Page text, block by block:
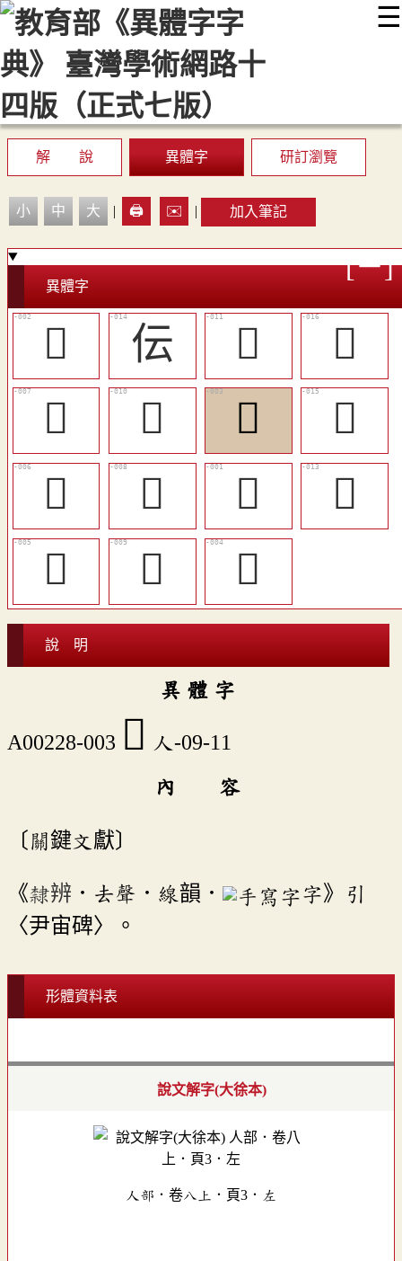
☰
::: 最新消息 常見問題 編輯說明
顯示模式
解 說 異體字 研訂瀏覽
小 中 大 | 🖨️ ✉️ | 加入筆記
異體字
󰏔 伝 󰏝
󰏠
󰏙
󵬘 󰏜
󰏕
󰍲
󱻂 󰒺
󰏞
󰏗
󰏛 󰏖
說 明
異 體 字
A00228-003 󰏜 人-09-11
內 容
〔關鍵文獻〕
《隸辨 ．去聲．線韻．
字》引
〈尹宙碑〉。
形體資料表
說文解字(大徐本)
人部．卷八上．頁3．左